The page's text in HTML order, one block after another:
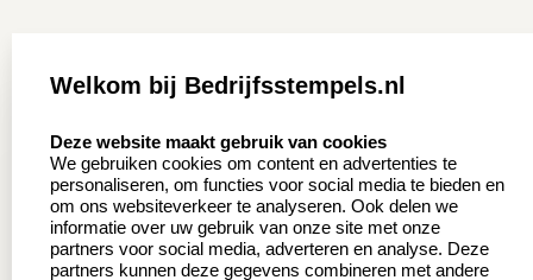
Aanvraag op maat
Wederverkoper
worden
Sale
Betaling & Verzending
Contact opnemen
Veel gestelde vragen
Retourneren
Herroepingsrecht
Welkom bij Bedrijfsstempels.nl
Deze website maakt gebruik van cookies
We gebruiken cookies om content en advertenties te
personaliseren, om functies voor social media te bieden en
om ons websiteverkeer te analyseren. Ook delen we
informatie over uw gebruik van onze site met onze
partners voor social media, adverteren en analyse. Deze
partners kunnen deze gegevens combineren met andere